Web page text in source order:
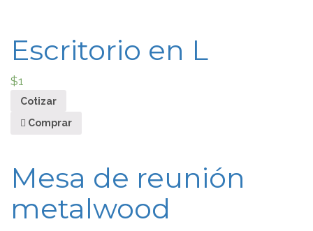
Escritorio en L
$1
Cotizar
Comprar
Mesa de reunión
metalwood